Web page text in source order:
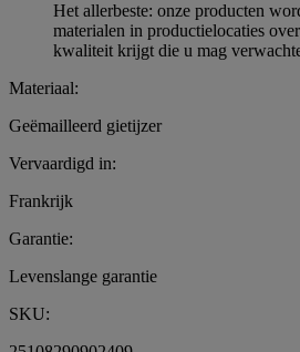
Het allerbeste: onze producten
materialen in productielocaties
kwaliteit krijgt die u mag
Materiaal:
Geëmailleerd gietijzer
Vervaardigd in:
Frankrijk
Garantie:
Levenslange garantie
SKU: